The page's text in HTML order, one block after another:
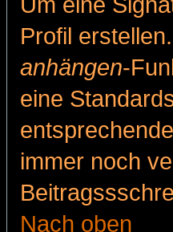
Profil
anhängen-
eine
immer noch
Nach oben